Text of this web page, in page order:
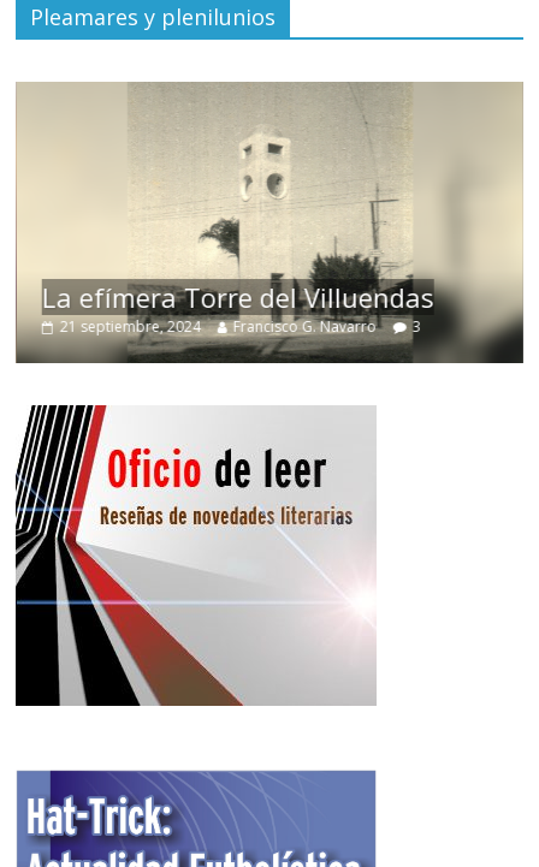
Pleamares y plenilunios
del Villuendas
Francisco G. Navarro 3
Responso por
Denís
15 septiembre, 2024